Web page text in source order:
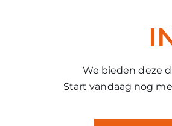
We bieden deze
Start vandaag nog